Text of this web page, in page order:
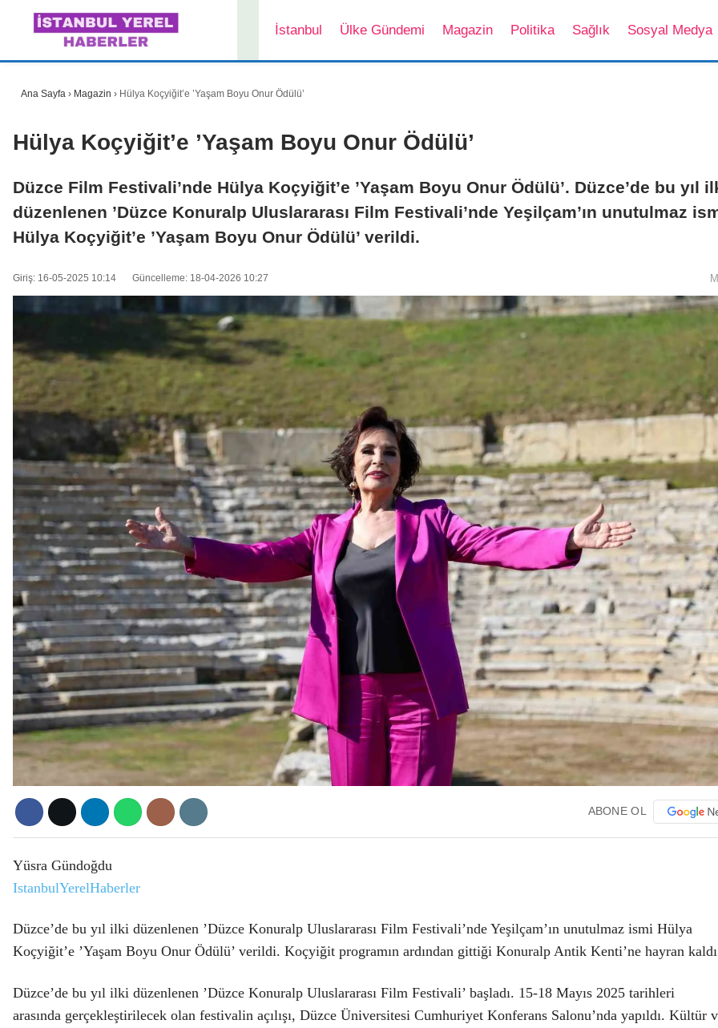
İstanbul Ülke Gündemi Magazin Politika Sağlık Sosyal Medya
Ana Sayfa › Magazin › Hülya Koçyiğit’e ’Yaşam Boyu Onur Ödülü’
Hülya Koçyiğit’e ’Yaşam Boyu Onur Ödülü’
Düzce Film Festivali’nde Hülya Koçyiğit’e ’Yaşam Boyu Onur Ödülü’. Düzce’de bu yıl
düzenlenen ’Düzce Konuralp Uluslararası Film Festivali’nde Yeşilçam’ın unutulmaz
Hülya Koçyiğit’e ’Yaşam Boyu Onur Ödülü’ verildi.
Giriş: 16-05-2025 10:14 Güncelleme: 18-04-2026 10:27
ABONE OL
Yüsra Gündoğdu
IstanbulYerelHaberler
Düzce’de bu yıl ilki düzenlenen ’Düzce Konuralp Uluslararası Film Festivali’nde Yeşilçam’ın unutulmaz ismi Hülya
Koçyiğit’e ’Yaşam Boyu Onur Ödülü’ verildi. Koçyiğit programın ardından gittiği Konuralp Antik Kenti’ne hayran
Düzce’de bu yıl ilki düzenlenen ’Düzce Konuralp Uluslararası Film Festivali’ başladı. 15-18 Mayıs 2025 tarihleri
arasında gerçekleştirilecek olan festivalin açılışı, Düzce Üniversitesi Cumhuriyet Konferans Salonu’nda yapıldı. Kültür